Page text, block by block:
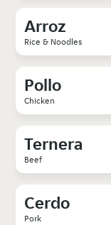
Arroz
Rice & Noodles
Pollo
Chicken
Ternera
Beef
Cerdo
Pork